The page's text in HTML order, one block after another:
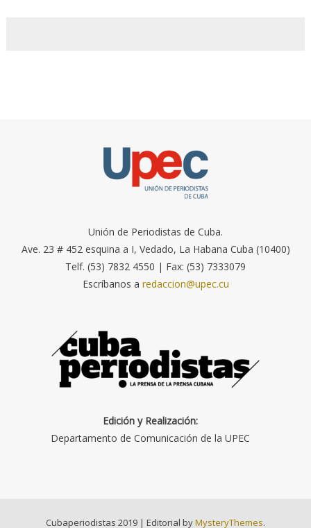
Unión de Periodistas de Cuba.
Ave. 23 # 452 esquina a I, Vedado, La Habana Cuba (10400)
Telf. (53) 7832 4550 | Fax: (53) 7333079
Escríbanos a redaccion@upec.cu
Edición y Realización:
Departamento de Comunicación de la UPEC
Cubaperiodistas 2019 | Editorial byMysteryThemes.